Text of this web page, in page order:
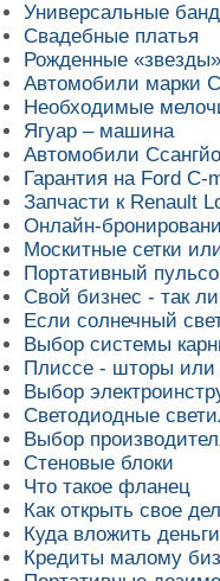
Универсальные
Свадебные платья
Рожденные
Автомобили марки
Необходимые
Ягуар – машина
Автомобили
Гарантия на Ford C-
Запчасти к Renault
Онлайн-
Москитные сетки
Портативный
Свой бизнес - так
Если солнечный
Выбор системы
Плиссе - шторы
Выбор
Светодиодные
Выбор
Стеновые блоки
Что такое фланец
Как открыть свое
Куда вложить деньги
Кредиты малому